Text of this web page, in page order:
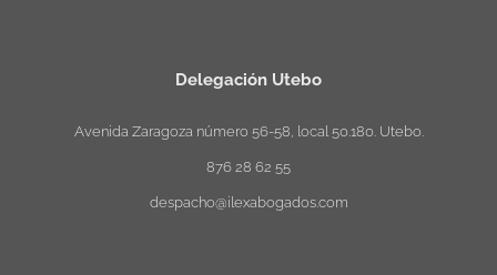
Delegación Utebo
Avenida Zaragoza número 56-58, local 50.180. Utebo.
876 28 62 55
despacho@ilexabogados.com